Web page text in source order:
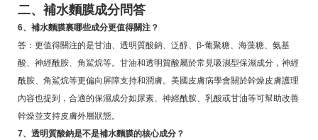
二、補水麵膜成分問答
6、補水麵膜裏哪些成分更值得關注？
答：更值得關注的是甘油、透明質酸鈉、泛醇、β-葡聚糖、海藻糖、氨基
酸、神經酰胺、角鯊烷等。甘油和透明質酸屬於常見吸濕型保濕成分，神經
酰胺、角鯊烷等更偏向屏障支持和潤膚。美國皮膚病學會關於幹燥皮膚護理
內容也提到，合適的保濕成分如尿素、神經酰胺、乳酸或甘油等可幫助改善
幹燥並支持皮膚外層狀態。
7、透明質酸鈉是不是補水麵膜的核心成分？